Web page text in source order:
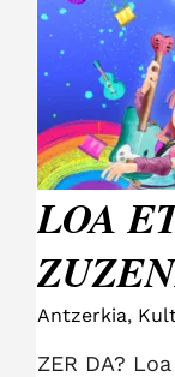
LOA
Antzerkia,
ZER DA?